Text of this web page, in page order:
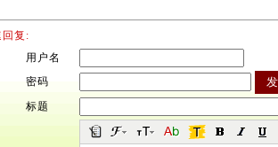
回复:
用户名
密码
标题